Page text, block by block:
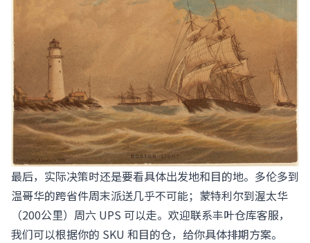
最后，实际决策时还是要看具体出发地和目的地。多伦多到
温哥华的跨省件周末派送几乎不可能；蒙特利尔到渥太华
（200公里）周六 UPS 可以走。欢迎联系丰叶仓库客服，
我们可以根据你的 SKU 和目的仓，给你具体排期方案。